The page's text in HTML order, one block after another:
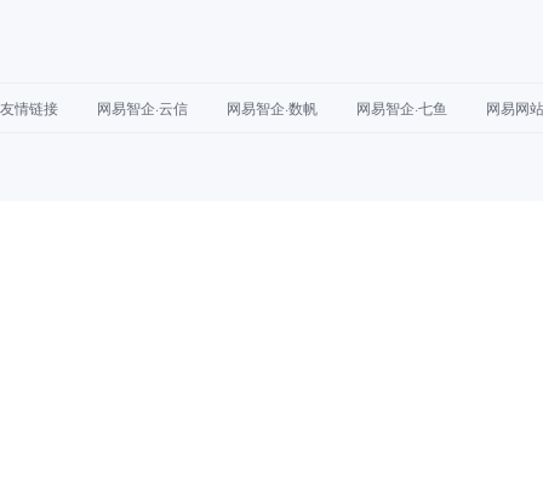
友情链接 网易智企·云信 网易智企·数帆 网易智企·七鱼 网易网